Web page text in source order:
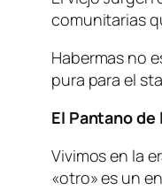
comunitarias
Habermas no
pura para el
El Pantano
Vivimos en la
«otro» es un